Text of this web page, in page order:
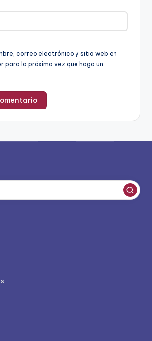
correo electrónico y sitio web en
para la próxima vez que haga un